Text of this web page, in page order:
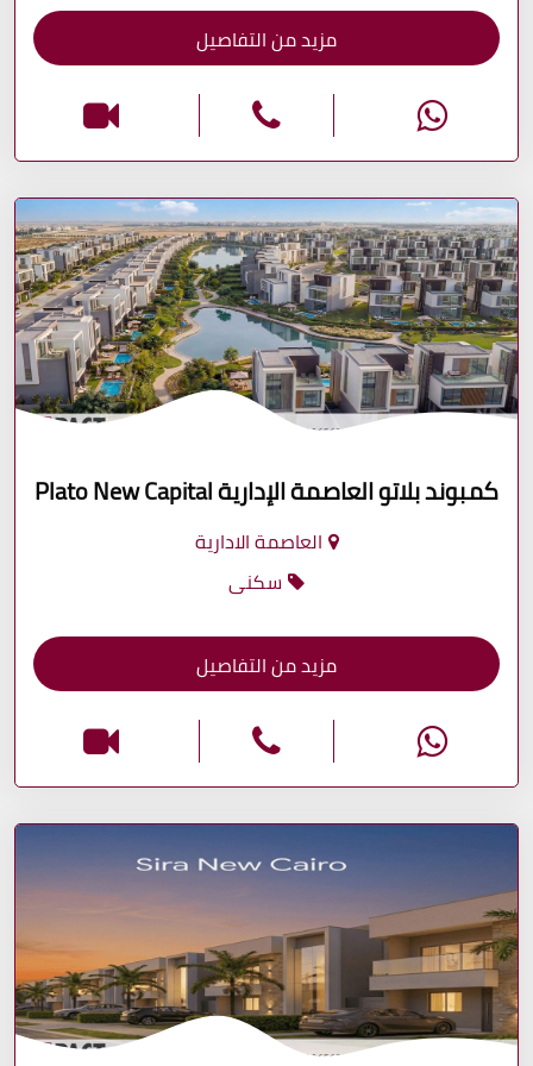
مزيد من التفاصيل
كمبوند بلاتو العاصمة الإدارية Plato New Capital
العاصمة الادارية
سكنى
مزيد من التفاصيل